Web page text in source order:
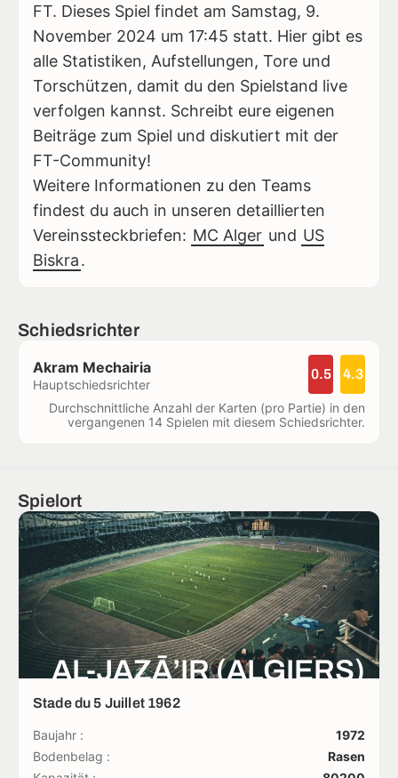
FT. Dieses Spiel findet am Samstag, 9.
November 2024 um 17:45 statt. Hier gibt es
alle Statistiken, Aufstellungen, Tore und
Torschützen, damit du den Spielstand live
verfolgen kannst. Schreibt eure eigenen
Beiträge zum Spiel und diskutiert mit der
FT-Community!
Weitere Informationen zu den Teams
findest du auch in unseren detaillierten
Vereinssteckbriefen: MC Alger und US
Biskra.
Schiedsrichter
Akram Mechairia
Hauptschiedsrichter
0.5 4.3
Durchschnittliche Anzahl der Karten (pro Partie) in den
vergangenen 14 Spielen mit diesem Schiedsrichter.
Spielort
AL-JAZĀ’IR (ALGIERS)
Stade du 5 Juillet 1962
Baujahr :
1972
Bodenbelag :
Rasen